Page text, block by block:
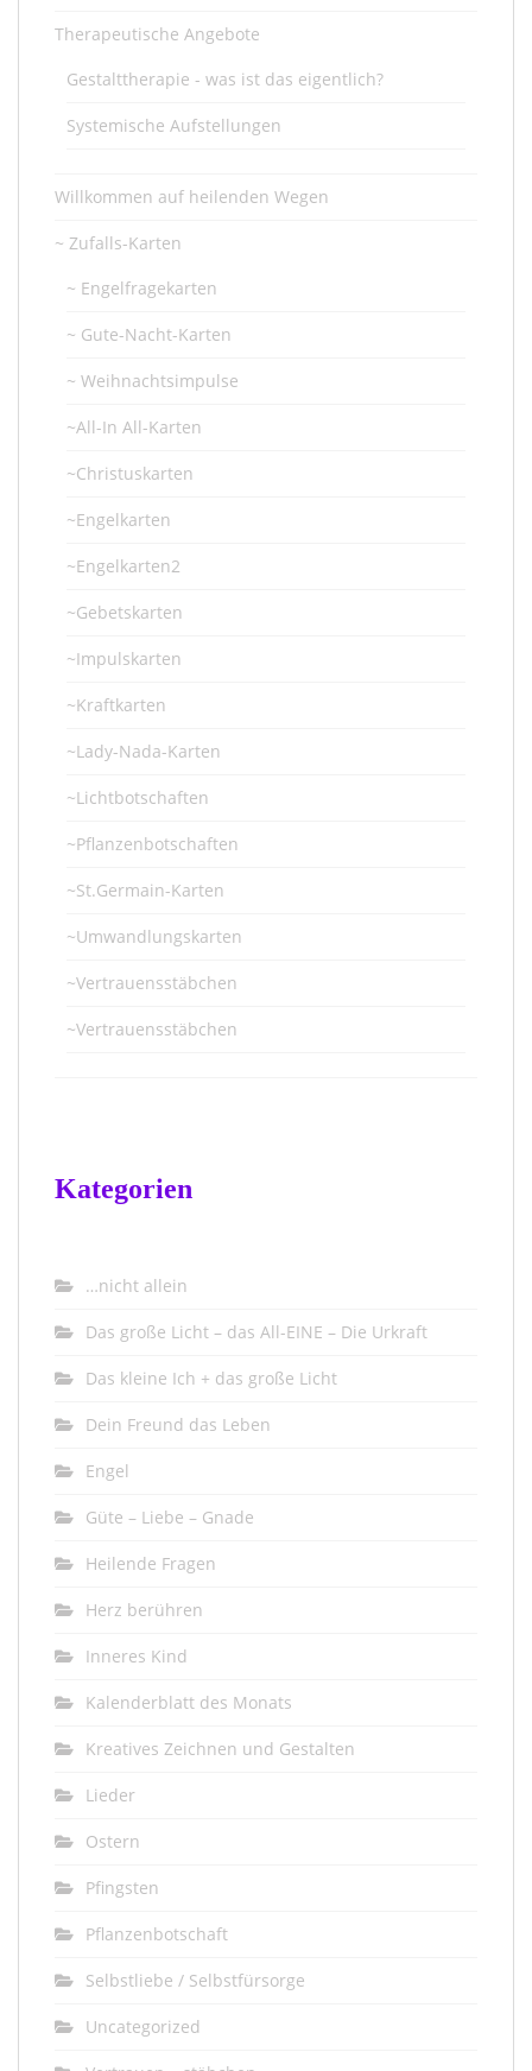
Therapeutische Angebote
Gestalttherapie - was ist das eigentlich?
Systemische Aufstellungen
Willkommen auf heilenden Wegen
~ Zufalls-Karten
~ Engelfragekarten
~ Gute-Nacht-Karten
~ Weihnachtsimpulse
~All-In All-Karten
~Christuskarten
~Engelkarten
~Engelkarten2
~Gebetskarten
~Impulskarten
~Kraftkarten
~Lady-Nada-Karten
~Lichtbotschaften
~Pflanzenbotschaften
~St.Germain-Karten
~Umwandlungskarten
~Vertrauensstäbchen
~Vertrauensstäbchen
Kategorien
…nicht allein
Das große Licht – das All-EINE – Die Urkraft
Das kleine Ich + das große Licht
Dein Freund das Leben
Engel
Güte – Liebe – Gnade
Heilende Fragen
Herz berühren
Inneres Kind
Kalenderblatt des Monats
Kreatives Zeichnen und Gestalten
Lieder
Ostern
Pfingsten
Pflanzenbotschaft
Selbstliebe / Selbstfürsorge
Uncategorized